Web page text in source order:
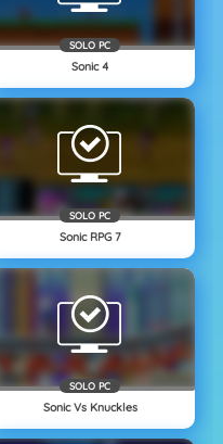
SOLO PC
Sonic 4
SOLO PC
Sonic RPG 7
SOLO PC
Sonic Vs Knuckles